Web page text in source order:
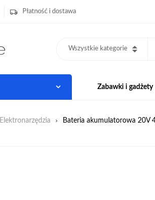
Płatność i dostawa
Wszystkie kategorie
Zabawki i gadżety
Elektronarzędzia Bateria akumulatorowa 20V